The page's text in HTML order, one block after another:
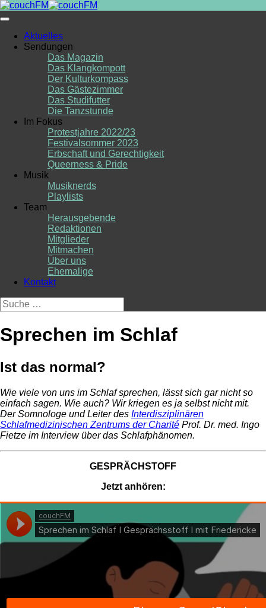
Skip
to
Aktuelles
Sendungen
Das Magazin
Das Klangkompott
Der Kulturkompass
Das Gästezimmer
Das Studifutter
Die Tanzstunde
Im Fokus
Protestjahre 2022/23
Festivalsommer 2023
Erbschaft und Gerechtigkeit
Queerness & Pride
Musik
Musiknerds
Playlists
Team
Herausgebende
Redaktionen
Mitglieder
Mitmachen
Über uns
Ehemalige
Kontakt
Suche
nach:
Sprechen im Schlaf
Ist das normal?
Wie viele von uns im Schlaf sprechen, lässt sich gar nicht so
einfach sagen. Wie auch? Wir kriegen es ja selbst nicht mit.
Der Somnologe und Leiter des Interdisziplinären
Schlafmedizinischen Zentrums der Charité Prof. Dr. med. Ingo
Fietze im Interview über das Schlafphänomen.
GESPRÄCHSTOFF
Jetzt anhören: